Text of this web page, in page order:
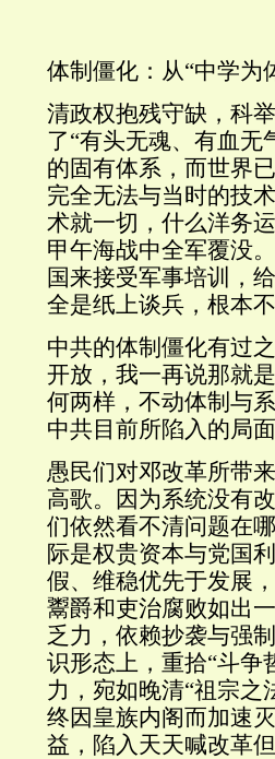
体制僵化：从“中学为
清政权抱残守缺，科
了“有头无魂、有血无
的固有体系，而世界
完全无法与当时的技
术就一切，什么洋务
甲午海战中全军覆没
国来接受军事培训，
全是纸上谈兵，根本不
中共的体制僵化有过
开放，我一再说那就
何两样，不动体制与
中共目前所陷入的局
愚民们对邓改革所带
高歌。因为系统没有
们依然看不清问题在
际是权贵资本与党国
假、维稳优先于发展
鬻爵和吏治腐败如出
乏力，依赖抄袭与强
识形态上，重拾“斗争
力，宛如晚清“祖宗之
终因皇族内阁而加速
益，陷入天天喊改革